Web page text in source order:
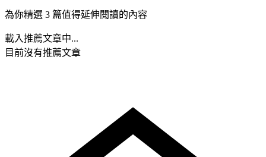
為你精選 3 篇值得延伸閱讀的內容
載入推薦文章中...
目前沒有推薦文章